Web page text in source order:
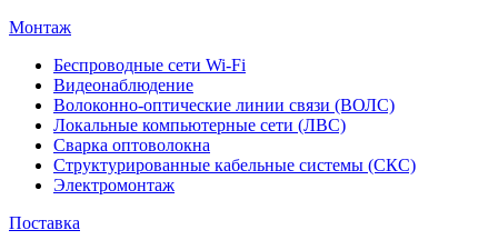
Монтаж
Беспроводные сети Wi-Fi
Видеонаблюдение
Волоконно-оптические линии связи (ВОЛС)
Локальные компьютерные сети (ЛВС)
Сварка оптоволокна
Структурированные кабельные системы (СКС)
Электромонтаж
Поставка